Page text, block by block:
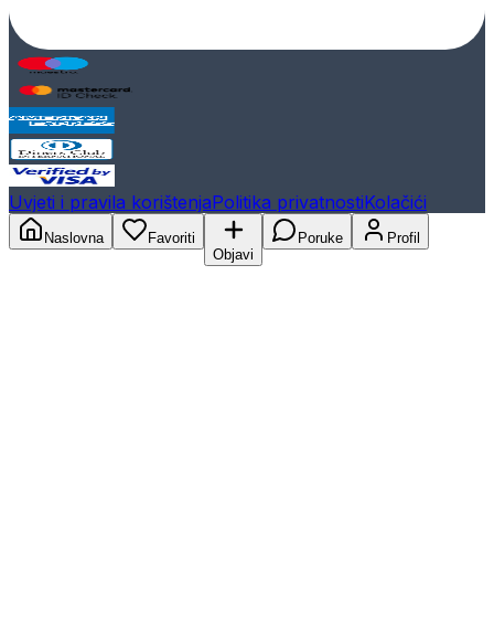
Uvjeti i pravila korištenjaPolitika privatnostiKolačići
Naslovna
Favoriti
Objavi
Poruke Profil